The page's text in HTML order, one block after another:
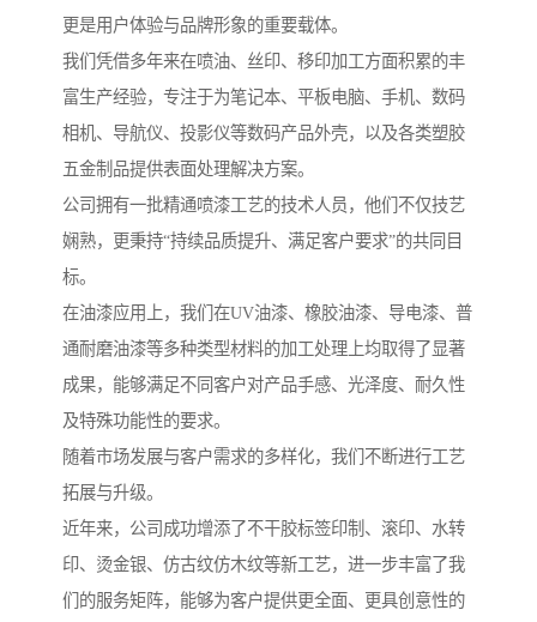
更是用户体验与品牌形象的重要载体。
我们凭借多年来在喷油、丝印、移印加工方面积累的丰
富生产经验，专注于为笔记本、平板电脑、手机、数码
相机、导航仪、投影仪等数码产品外壳，以及各类塑胶
五金制品提供表面处理解决方案。
公司拥有一批精通喷漆工艺的技术人员，他们不仅技艺
娴熟，更秉持“持续品质提升、满足客户要求”的共同目
标。
在油漆应用上，我们在UV油漆、橡胶油漆、导电漆、普
通耐磨油漆等多种类型材料的加工处理上均取得了显著
成果，能够满足不同客户对产品手感、光泽度、耐久性
及特殊功能性的要求。
随着市场发展与客户需求的多样化，我们不断进行工艺
拓展与升级。
近年来，公司成功增添了不干胶标签印制、滚印、水转
印、烫金银、仿古纹仿木纹等新工艺，进一步丰富了我
们的服务矩阵，能够为客户提供更全面、更具创意性的